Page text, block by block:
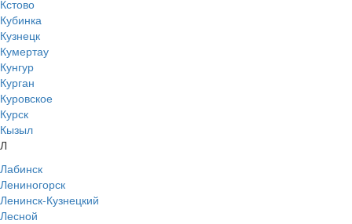
Кстово
Кубинка
Кузнецк
Кумертау
Кунгур
Курган
Куровское
Курск
Кызыл
Л
Лабинск
Лениногорск
Ленинск-Кузнецкий
Лесной